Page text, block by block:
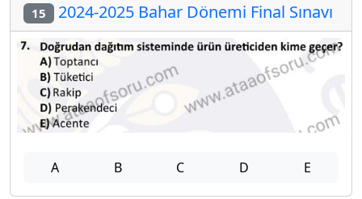
15 2024-2025 Bahar Dönemi Final Sınavı
A B C D E